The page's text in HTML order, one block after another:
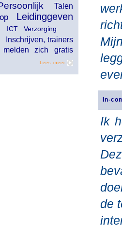
Talen
Leidinggeven
ICT Verzorging
Inschrijven, trainers
zich gratis
Lees meer.
In-
Ik
de